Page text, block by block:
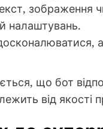
зображення
налаштувань.
що бот
від якості